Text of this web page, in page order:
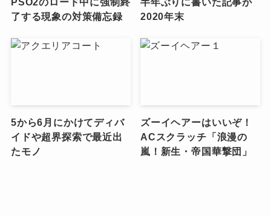
了する現象の対策備忘録
2020年末
5から6月にかけてディバ
イドや超界探索で最近出
たモノ
ズーイヘアーはいいぞ！
ACスクラッチ「浪漫の
嵐！新生・帝国華撃団」